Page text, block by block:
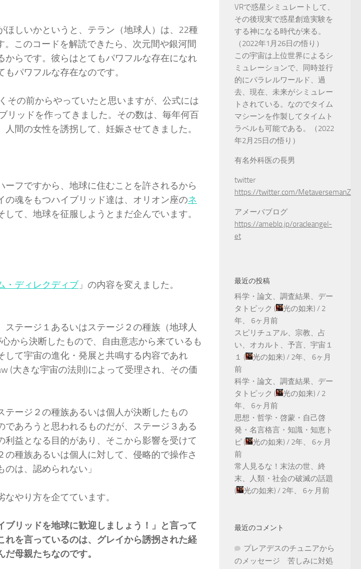
ほしいかというと、テラン（地球人）は、22種
。このコードを解読できたら、次元間や銀河間
からです。彼らはとてもパワフルな存在になれ
パワフルな存在なのです。
その前からやっていたと思いますが、公式には
リッドを作ってきました。その数は、毎年何百
間の女性を誘拐して、妊娠させてきました。
ーフですから、地球に住むことを許されるから
の魂をもつハイブリッド達は、オリオン座のネ
して、地球を征服しようとまだ企んでいます。
・ディレクディブ」の内容を変えました。
ステージ１あるいはステージ２の種族（地球人
から決断したもので、自由意志から来ているも
して宇宙の進化・発展と共鳴する内容であれ
(大きな宇宙の法則)によって受理され、その価
テージ２の種族あるいは個人が決断したもの
であろうと思われるものだが、ステージ３ある
利益となる目的があり、そこから影響を受けて
の種族あるいは個人に対して、侵略的で操作さ
は、認められない」
やり方を企てています。
ブリッドを地球に歓迎しましょう！」と言って
れを言っているのは、グレイから誘拐された経
母親たちなのです。
VRで惑星シミュレートして、
その後現実で惑星創造実験を
する神になる時代が来る。
（2022年1月26日の悟り）
この宇宙は上位世界によるシ
ミュレーションで、同時並行
的にパラレルワールド、過
去、現在、未来がシミュレー
トされている。なのでタイム
マシーンを作製してタイムト
ラベルも可能である。（2022
年2月25日の悟り）
有名外科医の長男
twitter
https://twitter.com/MetaversemanZ
アメーバブログ
https://ameblo.jp/oracleangel-
et
最近の投稿
科学・論文、調査結果、デー
タトピック ( 光の如来) / 2
年、 6ヶ月前
スピリチュアル、宗教、占
い、オカルト、予言、宇宙１
１ ( 光の如来) / 2年、 6ヶ月
前
科学・論文、調査結果、デー
タトピック ( 光の如来) / 2
年、 6ヶ月前
思想・哲学・啓蒙・自己啓
発・名言格言・知識・知恵ト
ピ ( 光の如来) / 2年、 6ヶ月
前
常人見るな！末法の世、終
末、人類・社会の破滅の話題
(
光の如来) / 2年、 6ヶ月前
最近のコメント
プレアデスのチュニアから
のメッセージ 苦しみに対処